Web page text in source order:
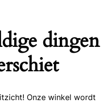
dingen
Onze winkel wordt